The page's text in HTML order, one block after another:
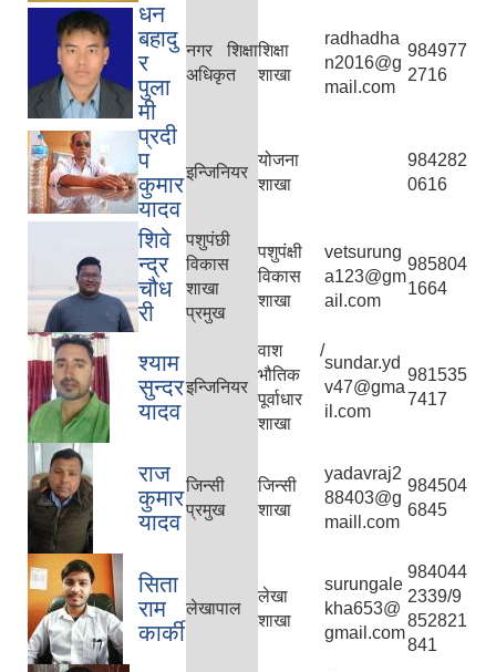
धन
बहादु
र
पुला
मी
नगर शिक्षा
अधिकृत
शिक्षा
शाखा
radhadha
n2016@g
mail.com
984977
2716
प्रदी
प
कुमार
यादव
इन्जिनियर
योजना
शाखा
984282
0616
शिवे
न्द्र
चौध
री
पशुपंछी
विकास
शाखा
प्रमुख
पशुपंक्षी
विकास
शाखा
vetsurung
a123@gm
ail.com
985804
1664
श्याम
सुन्दर
यादव
इन्जिनियर
वाश /
भौतिक
पूर्वाधार
शाखा
sundar.yd
v47@gma
il.com
981535
7417
राज
कुमार
यादव
जिन्सी
प्रमुख
जिन्सी
शाखा
yadavraj2
88403@g
maill.com
984504
6845
सिता
राम
कार्की
लेखापाल
लेखा
शाखा
surungale
kha653@
gmail.com
984044
2339/9
852821
841